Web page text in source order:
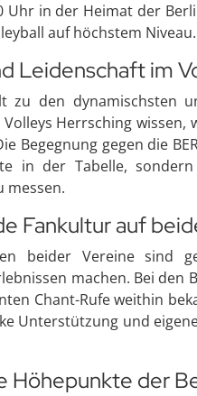
Uhr in der Heimat der
auf höchstem Niveau.
Leidenschaft im
zu den dynamischsten
Volleys Herrsching
Begegnung gegen die
in der Tabelle,
messen.
Fankultur auf
beider Vereine sind
machen. Bei den
Chant-Rufe weithin
Unterstützung und
Höhepunkte der